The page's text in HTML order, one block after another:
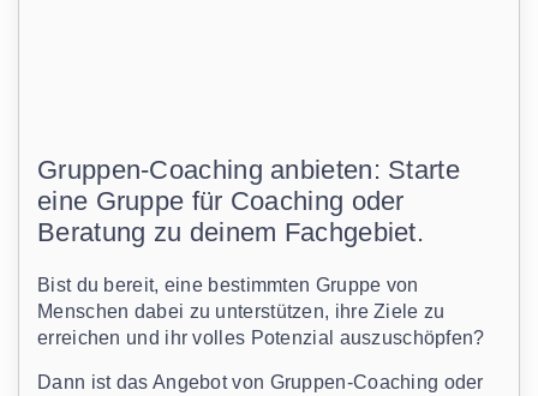
Gruppen-Coaching anbieten: Starte
eine Gruppe für Coaching oder
Beratung zu deinem Fachgebiet.
Bist du bereit, eine bestimmten Gruppe von
Menschen dabei zu unterstützen, ihre Ziele zu
erreichen und ihr volles Potenzial auszuschöpfen?
Dann ist das Angebot von Gruppen-Coaching oder